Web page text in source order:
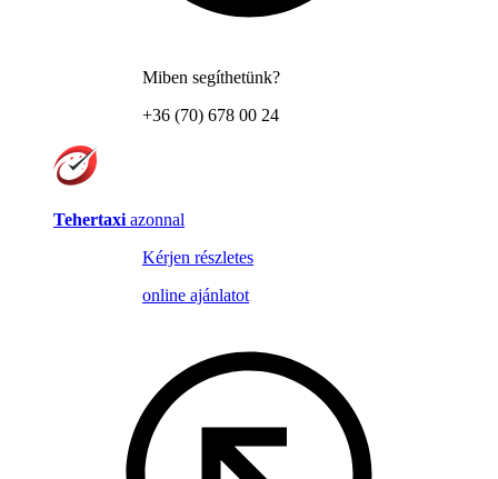
Miben segíthetünk?
+36 (70) 678 00 24
Tehertaxi azonnal
Kérjen részletes
online ajánlatot